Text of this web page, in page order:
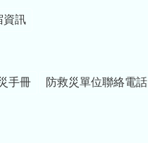
資訊
手冊 防救災單位聯絡電話